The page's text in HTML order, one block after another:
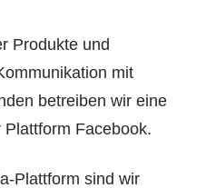
Produkte und
mit
betreiben wir eine
Facebook.
Plattform sind wir